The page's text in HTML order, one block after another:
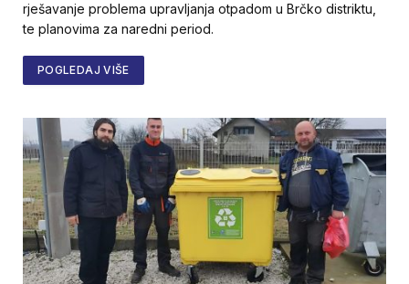
rješavanje problema upravljanja otpadom u Brčko distriktu,
te planovima za naredni period.
POGLEDAJ VIŠE